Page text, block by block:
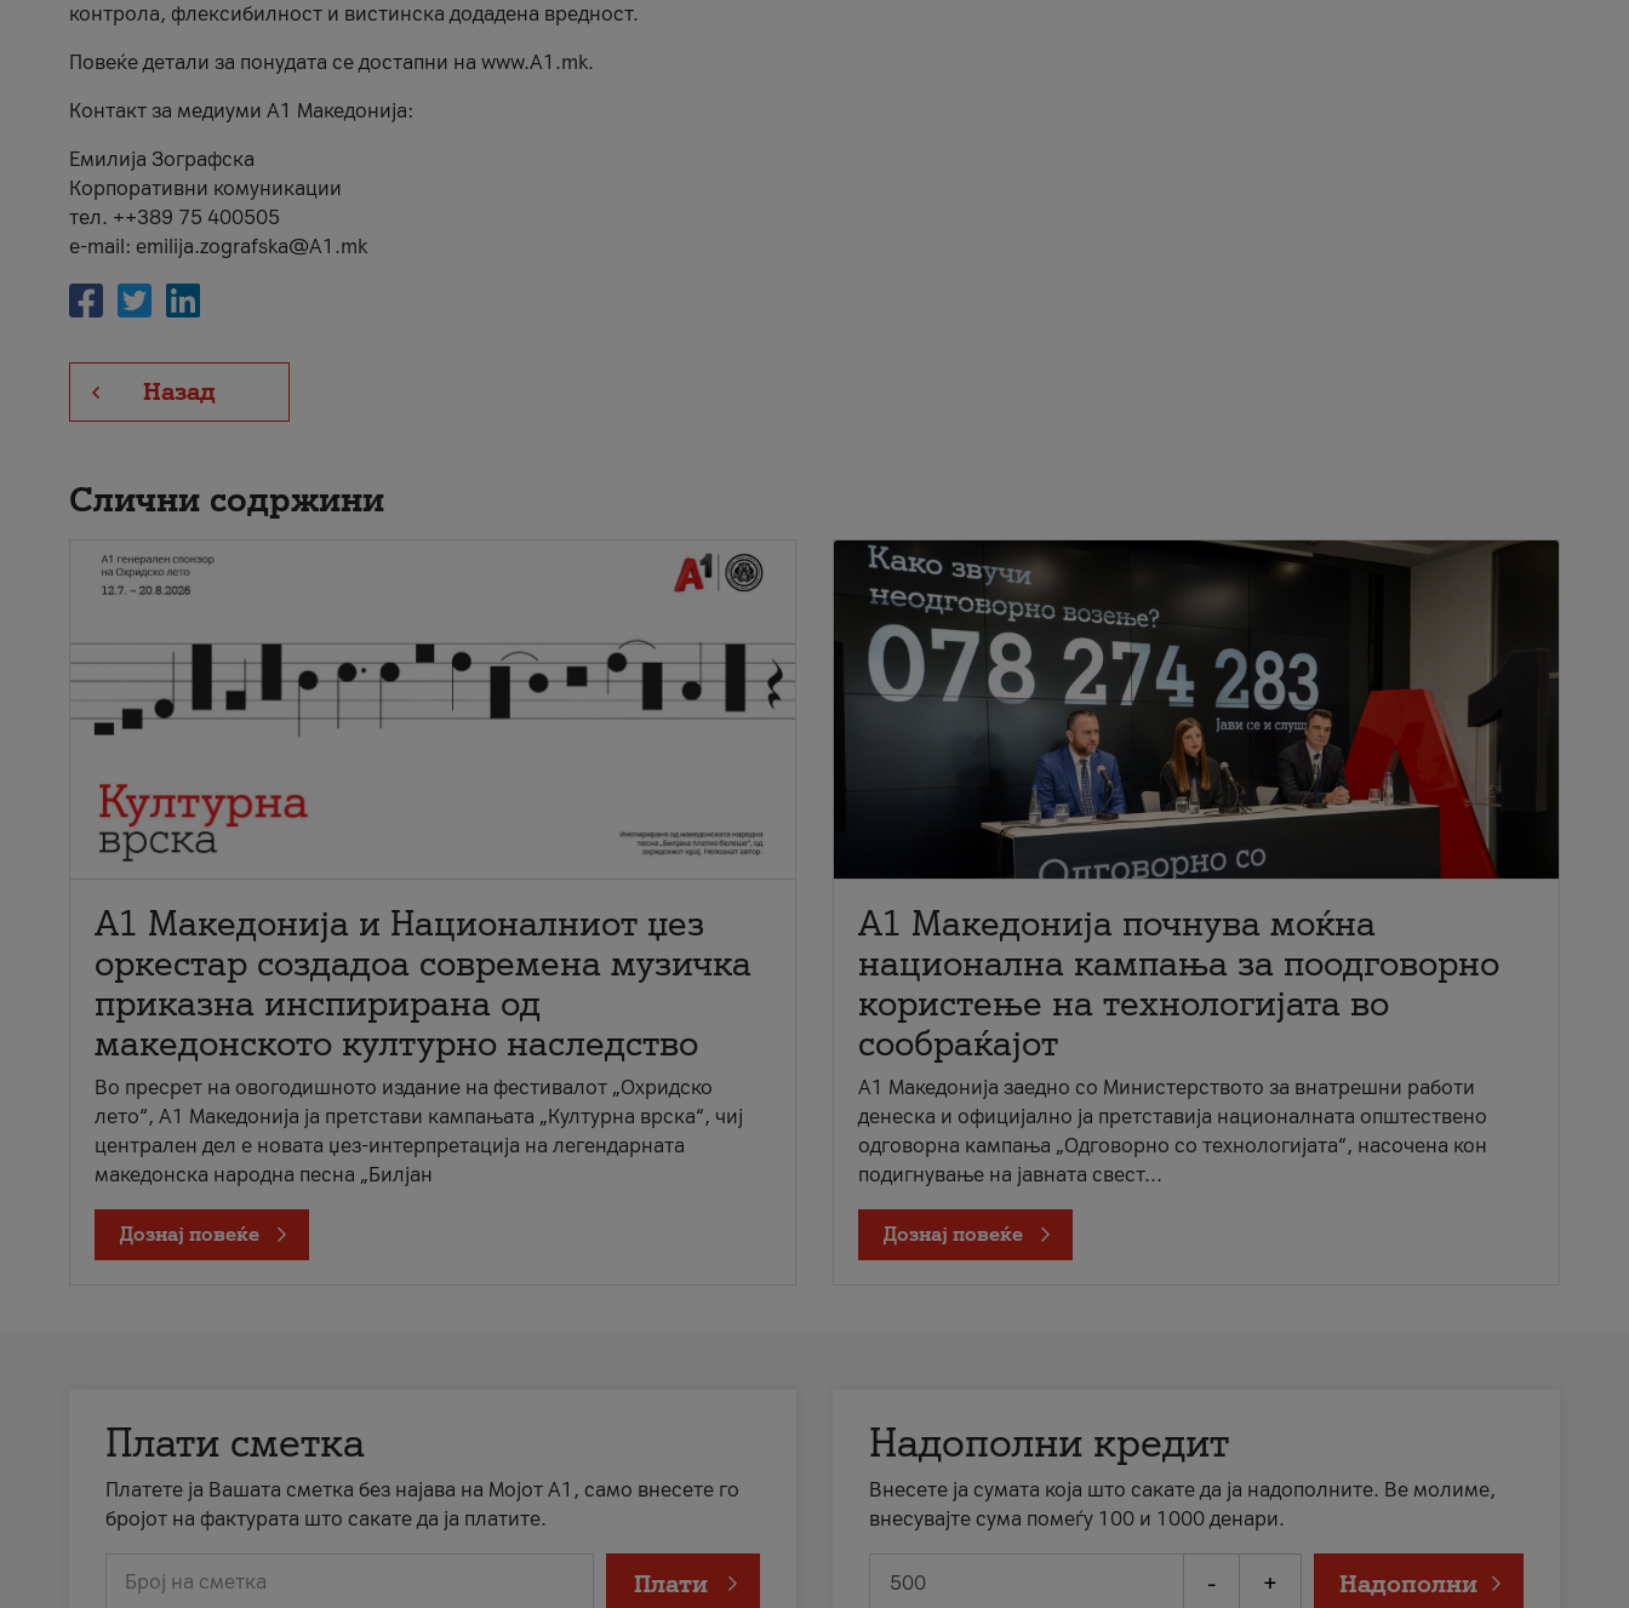
контрола, флексибилност и вистинска додадена вредност.
Повеќе детали за понудата се достапни на www.А1.mk.
Контакт за медиуми А1 Македонија:
Емилија Зографска
Корпоративни комуникации
тел. ++389 75 400505
e-mail: emilija.zografska@A1.mk
Назад
Слични содржини
А1 Македонија и Националниот џез
оркестар создадоа современа музичка
приказна инспирирана од
македонското културно наследство
Во пресрет на овогодишното издание на фестивалот „Охридско
лето“, А1 Македонија ја претстави кампањата „Културна врска“, чиј
централен дел е новата џез-интерпретација на легендарната
македонска народна песна „Билјан
Дознај повеќе
A1 Македонија почнува моќна
национална кампања за поодговорно
користење на технологијата во
сообраќајот
A1 Македонија заедно со Министерството за внатрешни работи
денеска и официјално ја претставија националната општествено
одговорна кампања „Одговорно со технологијата“, насочена кон
подигнување на јавната свест...
Дознај повеќе
Плати сметка
Платете ја Вашата сметка без најава на Мојот А1, само внесете го
бројот на фактурата што сакате да ја платите.
Број на сметка Плати
Надополни кредит
Внесете ја сумата која што сакате да ја надополните. Ве молиме,
внесувајте сума помеѓу 100 и 1000 денари.
- + Надополни